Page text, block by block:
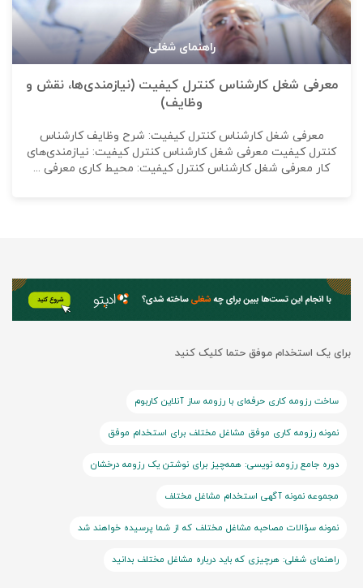
راهنمای شغلی
معرفی شغل کارشناس کنترل کیفیت (نیازمندی‌ها، نقش و
وظایف)
معرفی شغل کارشناس کنترل کیفیت: شرح وظایف کارشناس
کنترل کیفیت معرفی شغل کارشناس کنترل کیفیت: نیازمندی‌های
کار معرفی شغل کارشناس کنترل کیفیت: محیط کاری معرفی ...
برای یک استخدام موفق حتما کلیک کنید
ساخت رزومه کاری حرفه‌ای با رزومه ساز آنلاین کاربوم
نمونه رزومه کاری موفق مشاغل مختلف برای استخدام موفق
دوره جامع رزومه نویسی: همه‌چیز برای نوشتن یک رزومه درخشان
مجموعه نمونه آگهی استخدام مشاغل مختلف
نمونه سؤالات مصاحبه مشاغل مختلف که از شما پرسیده خواهند شد
راهنمای شغلی: هرچیزی که باید درباره مشاغل مختلف بدانید